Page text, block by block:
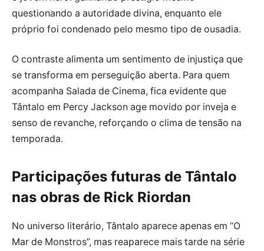
questionando a autoridade divina, enquanto ele
próprio foi condenado pelo mesmo tipo de ousadia.
O contraste alimenta um sentimento de injustiça que
se transforma em perseguição aberta. Para quem
acompanha Salada de Cinema, fica evidente que
Tântalo em Percy Jackson age movido por inveja e
senso de revanche, reforçando o clima de tensão na
temporada.
Participações futuras de Tântalo
nas obras de Rick Riordan
No universo literário, Tântalo aparece apenas em “O
Mar de Monstros”, mas reaparece mais tarde na série